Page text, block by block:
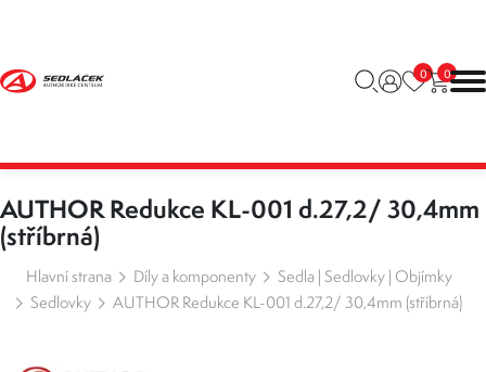
0 0
AUTHOR Redukce KL-001 d.27,2/ 30,4mm
(stříbrná)
Hlavní strana Díly a komponenty
Sedla | Sedlovky | Objímky
Sedlovky
AUTHOR Redukce KL-001 d.27,2/ 30,4mm (stříbrná)